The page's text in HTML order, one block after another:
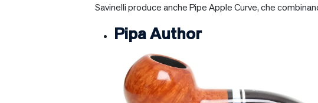
Savinelli produce anche Pipe Apple Curve, che
Pipa Author